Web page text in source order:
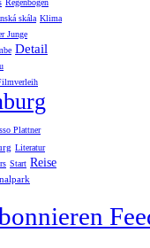
Regenbogen
skála Klima
Junge
Detail
Plattner
Literatur
Start Reise